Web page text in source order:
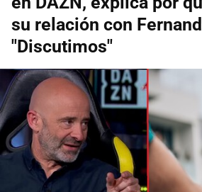
su relación con
"Discutimos"